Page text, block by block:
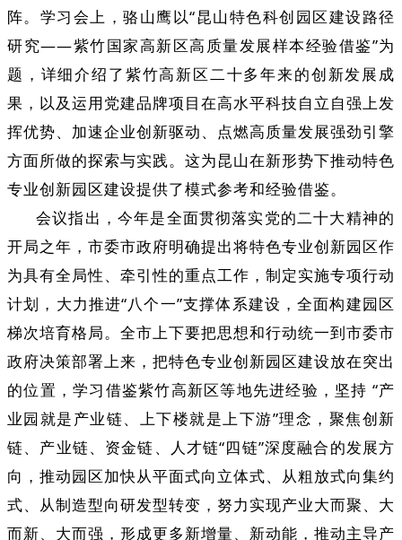
阵。学习会上，骆山鹰以“昆山特色科创园区建设路径
研究——紫竹国家高新区高质量发展样本经验借鉴”为
题，详细介绍了紫竹高新区二十多年来的创新发展成
果，以及运用党建品牌项目在高水平科技自立自强上发
挥优势、加速企业创新驱动、点燃高质量发展强劲引擎
方面所做的探索与实践。这为昆山在新形势下推动特色
专业创新园区建设提供了模式参考和经验借鉴。
会议指出，今年是全面贯彻落实党的二十大精神的
开局之年，市委市政府明确提出将特色专业创新园区作
为具有全局性、牵引性的重点工作，制定实施专项行动
计划，大力推进“八个一”支撑体系建设，全面构建园区
梯次培育格局。全市上下要把思想和行动统一到市委市
政府决策部署上来，把特色专业创新园区建设放在突出
的位置，学习借鉴紫竹高新区等地先进经验，坚持 “产
业园就是产业链、上下楼就是上下游”理念，聚焦创新
链、产业链、资金链、人才链“四链”深度融合的发展方
向，推动园区加快从平面式向立体式、从粗放式向集约
式、从制造型向研发型转变，努力实现产业大而聚、大
而新、大而强，形成更多新增量、新动能，推动主导产